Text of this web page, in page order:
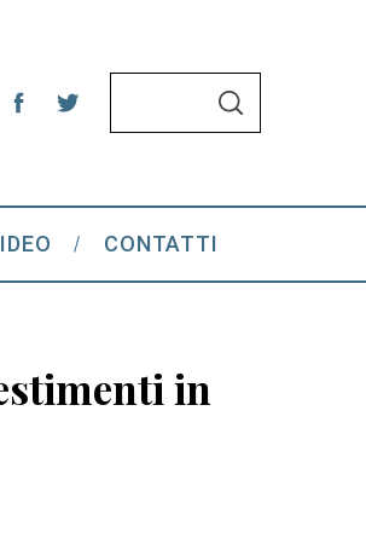
h
f
:
S
CONTATTI
in